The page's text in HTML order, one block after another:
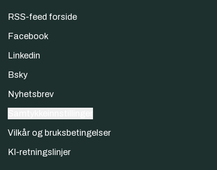
RSS-feed forside
Facebook
Linkedin
Bsky
Nyhetsbrev
Vilkår og bruksbetingelser
KI-retningslinjer